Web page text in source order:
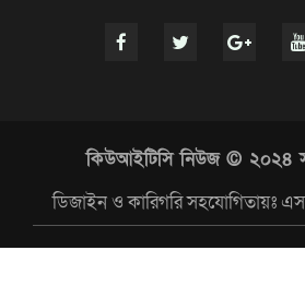
ছোট ব্যবসার
Ideas)
কিউআইটিসি নিউজ © ২০২৪
ডিজাইন ও কারিগরি সহযোগিতায়ঃ এস